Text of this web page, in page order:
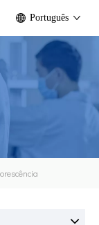
Português